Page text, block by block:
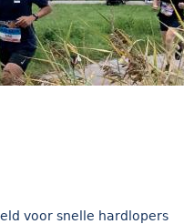
voor snelle hardlopers